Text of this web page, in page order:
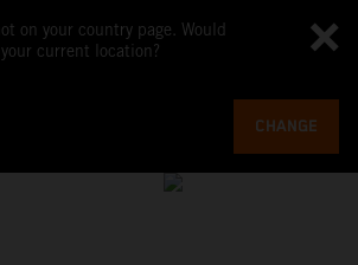
on your country page. Would
current location?
CHANGE